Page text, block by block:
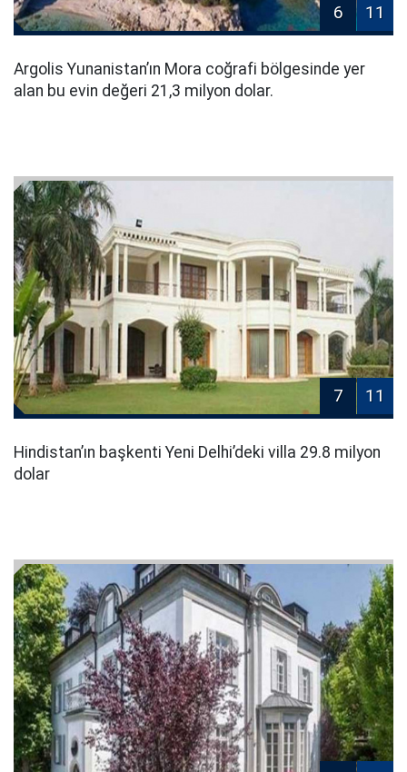
6 11
Argolis Yunanistan’ın Mora coğrafi bölgesinde yer
alan bu evin değeri 21,3 milyon dolar.
7 11
Hindistan’ın başkenti Yeni Delhi’deki villa 29.8 milyon
dolar